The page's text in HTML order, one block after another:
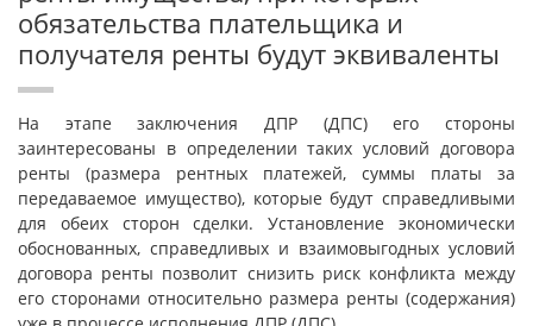
обязательства плательщика и
получателя ренты будут эквиваленты
На этапе заключения ДПР (ДПС) его стороны
заинтересованы в оп­ре­делении таких условий договора
ренты (размера рентных платежей, суммы платы за
передаваемое имущество), которые будут справедливыми
для обе­их сторон сделки. Установление экономически
обоснованных, справедливых и взаимовыгодных условий
договора ренты позволит снизить риск конфликта между
его сторонами относительно размера ренты (содержания)